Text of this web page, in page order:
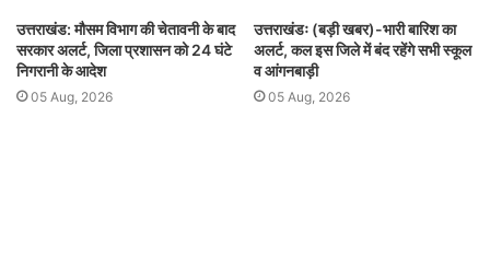
उत्तराखंड: मौसम विभाग की चेतावनी के बाद
सरकार अलर्ट, जिला प्रशासन को 24 घंटे
निगरानी के आदेश
05 Aug, 2026
उत्तराखंडः (बड़ी खबर)-भारी बारिश का
अलर्ट, कल इस जिले में बंद रहेंगे सभी स्कूल
व आंगनबाड़ी
05 Aug, 2026